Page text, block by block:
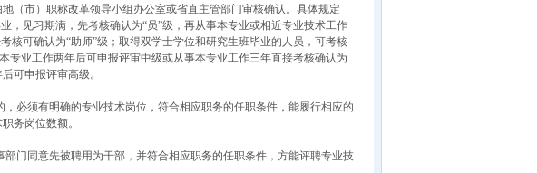
（市）职称改革领导小组办公室或省直主管部门审核确认。具体规定
，见习期满，先考核确认为“员”级，再从事本专业或相近专业技术工作
核可确认为“助师”级；取得双学士学位和研究生班毕业的人员，可考核
专业工作两年后可申报评审中级或从事本专业工作三年直接考核确认为
可申报评审高级。
必须有明确的专业技术岗位，符合相应职务的任职条件，能履行相应的
务岗位数额。
门同意先被聘用为干部，并符合相应职务的任职条件，方能评聘专业技